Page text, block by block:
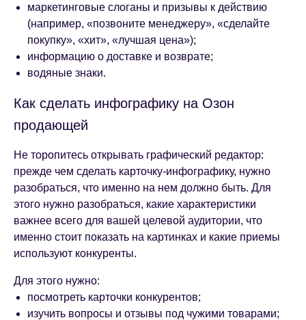
маркетинговые слоганы и призывы к действию
(например, «позвоните менеджеру», «сделайте
покупку», «хит», «лучшая цена»);
информацию о доставке и возврате;
водяные знаки.
Как сделать инфографику на Озон
продающей
Не торопитесь открывать графический редактор:
прежде чем сделать карточку-инфографику, нужно
разобраться, что именно на нем должно быть. Для
этого нужно разобраться, какие характеристики
важнее всего для вашей целевой аудитории, что
именно стоит показать на картинках и какие приемы
используют конкуренты.
Для этого нужно:
посмотреть карточки конкурентов;
изучить вопросы и отзывы под чужими товарами;